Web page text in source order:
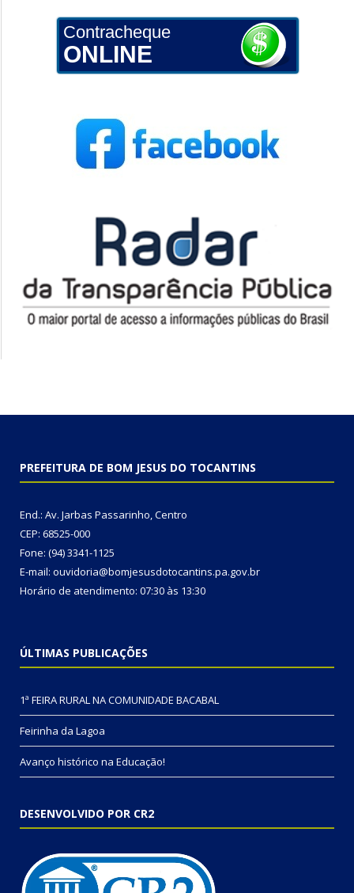
Contracheque
ONLINE
PREFEITURA DE BOM JESUS DO TOCANTINS
End.: Av. Jarbas Passarinho, Centro
CEP: 68525-000
Fone: (94) 3341-1125
E-mail: ouvidoria@bomjesusdotocantins.pa.gov.br
Horário de atendimento: 07:30 às 13:30
ÚLTIMAS PUBLICAÇÕES
1ª FEIRA RURAL NA COMUNIDADE BACABAL
Feirinha da Lagoa
Avanço histórico na Educação!
DESENVOLVIDO POR CR2